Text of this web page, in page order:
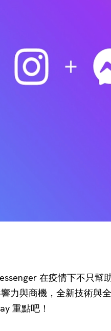
在疫情下不只
力與商機，全新技術與
重點吧！